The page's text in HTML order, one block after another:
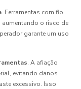
. Ferramentas com fio
o risco de
garante um uso
. A afiação
evitando danos
excessivo. Isso